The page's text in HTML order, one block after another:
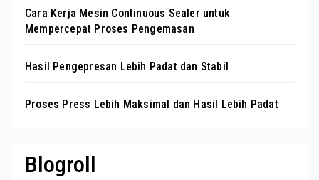
Cara Kerja Mesin Continuous Sealer untuk
Mempercepat Proses Pengemasan
Hasil Pengepresan Lebih Padat dan Stabil
Proses Press Lebih Maksimal dan Hasil Lebih Padat
Blogroll